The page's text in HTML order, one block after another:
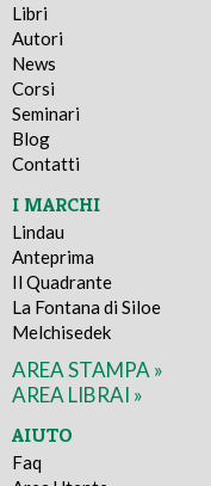
Libri
Autori
News
Corsi
Seminari
Blog
Contatti
I MARCHI
Lindau
Anteprima
Il Quadrante
La Fontana di Siloe
Melchisedek
AREA STAMPA »
AREA LIBRAI »
AIUTO
Faq